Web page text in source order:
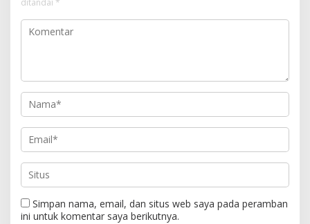
ditandai *
Simpan nama, email, dan situs web saya pada peramban
ini untuk komentar saya berikutnya.